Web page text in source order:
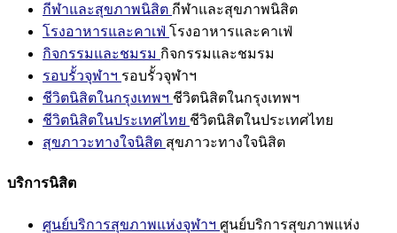
กีฬาและสุขภาพนิสิต กีฬาและสุขภาพนิสิต
โรงอาหารและคาเฟ่ โรงอาหารและคาเฟ่
กิจกรรมและชมรม กิจกรรมและชมรม
รอบรั้วจุฬาฯ รอบรั้วจุฬาฯ
ชีวิตนิสิตในกรุงเทพฯ ชีวิตนิสิตในกรุงเทพฯ
ชีวิตนิสิตในประเทศไทย ชีวิตนิสิตในประเทศไทย
สุขภาวะทางใจนิสิต สุขภาวะทางใจนิสิต
บริการนิสิต
ศูนย์บริการสุขภาพแห่งจุฬาฯ ศูนย์บริการสุขภาพแห่ง